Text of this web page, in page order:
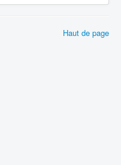
Haut de page